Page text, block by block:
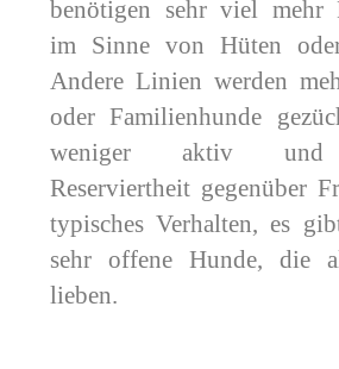
benötigen sehr viel mehr
im Sinne von Hüten
Andere Linien werden
oder Familienhunde
weniger aktiv und
Reserviertheit gegenüber
typisches Verhalten, es
sehr offene Hunde, die
lieben.